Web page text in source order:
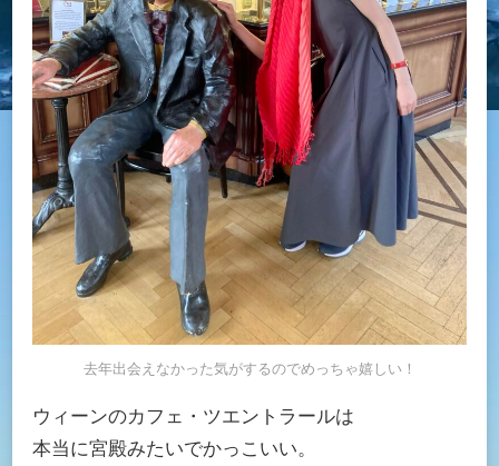
去年出会えなかった気がするのでめっちゃ嬉しい！
ウィーンのカフェ・ツエントラールは
本当に宮殿みたいでかっこいい。